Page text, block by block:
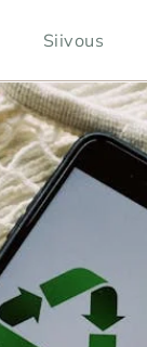
Siivous